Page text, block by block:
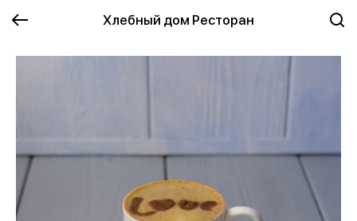
Хлебный дом Ресторан